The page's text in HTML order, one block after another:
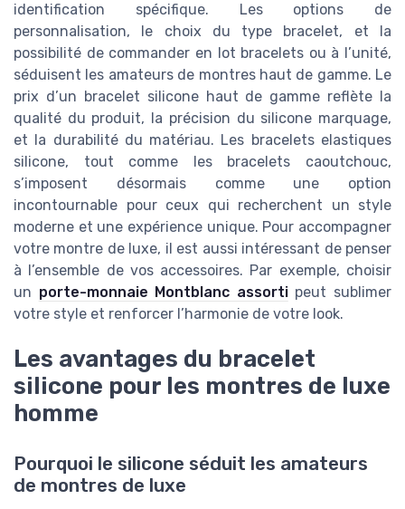
identification spécifique. Les options de
personnalisation, le choix du type bracelet, et la
possibilité de commander en lot bracelets ou à l’unité,
séduisent les amateurs de montres haut de gamme. Le
prix d’un bracelet silicone haut de gamme reflète la
qualité du produit, la précision du silicone marquage,
et la durabilité du matériau. Les bracelets elastiques
silicone, tout comme les bracelets caoutchouc,
s’imposent désormais comme une option
incontournable pour ceux qui recherchent un style
moderne et une expérience unique. Pour accompagner
votre montre de luxe, il est aussi intéressant de penser
à l’ensemble de vos accessoires. Par exemple, choisir
un porte-monnaie Montblanc assortipeut sublimer
votre style et renforcer l’harmonie de votre look.
Les avantages du bracelet
silicone pour les montres de luxe
homme
Pourquoi le silicone séduit les amateurs
de montres de luxe